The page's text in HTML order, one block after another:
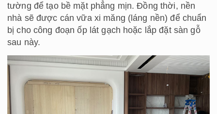
tường để tạo bề mặt phẳng mịn. Đồng thời, nền
nhà sẽ được cán vữa xi măng (láng nền) để chuẩn
bị cho công đoạn ốp lát gạch hoặc lắp đặt sàn gỗ
sau này.